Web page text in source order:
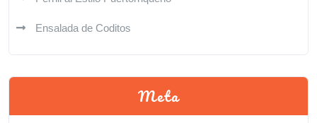
Ensalada de Coditos
Meta